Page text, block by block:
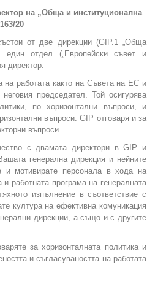
на „Обща и институционална
20
от две дирекции (GIP.1 „Обща
един отдел („Европейски съвет и
директор.
на работата както на Съвета на ЕС и
председател. Той осигурява
по хоризонтални въпроси, и
въпроси. GIP отговаря и за
въпроси.
с двамата директори в GIP и
генерална дирекция и нейните
и мотивирате персонала в хода на
работната програма на генералната
изпълнение в съответствие с
култура на ефективна комуникация
дирекции, а също и с другите
за хоризонталната политика и
и съгласуваността на работата